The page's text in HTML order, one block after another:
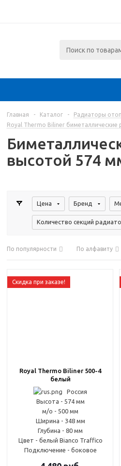
Главная - Каталог - Радиаторы
Royal Thermo Biliner биметаллические
высотой 574
Цена Бренд
Количество секций
По популярности По алфавиту
Скидка при заказе!
Royal Thermo Biliner 500-4
белый
Россия
Высота - 574 мм
м/о - 500 мм
Ширина - 348 мм
Глубина - 80 мм
Цвет - белый Bianco Traffico
Подключение - боковое